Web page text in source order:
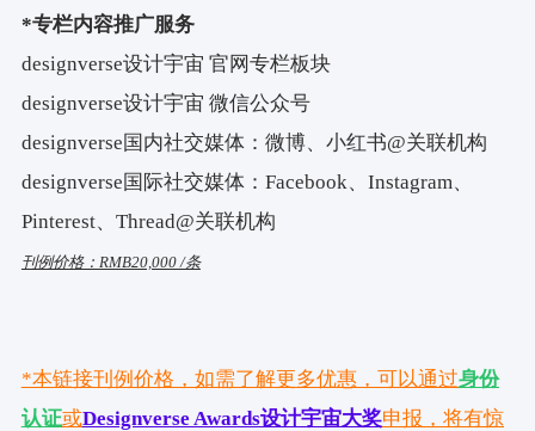
*专栏内容推广服务
designverse设计宇宙 官网专栏板块
designverse设计宇宙 微信公众号
designverse国内社交媒体：微博、小红书@关联机构
designverse国际社交媒体：Facebook、Instagram、
Pinterest、Thread@关联机构
刊例价格：RMB20,000 /条
*本链接刊例价格，如需了解更多优惠，可以通过身份
认证或Designverse Awards设计宇宙大奖申报，将有惊